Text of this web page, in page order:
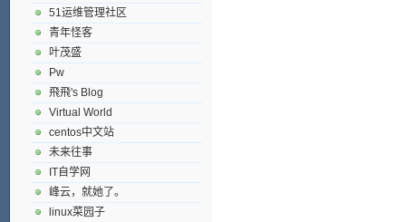
51运维管理社区
青年怪客
叶茂盛
Pw
飛飛's Blog
Virtual World
centos中文站
未来往事
IT自学网
峰云，就她了。
linux菜园子